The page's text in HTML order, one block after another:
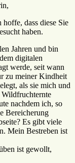
dass diese Sie
haben.
Jahren und bin
digitalen
werde, seit wann
zu meiner Kindheit
als sie mich und
Wildfruchternte
nachdem ich, so
Bereicherung
Es gibt viele
Mein Bestreben ist
ist gewollt,